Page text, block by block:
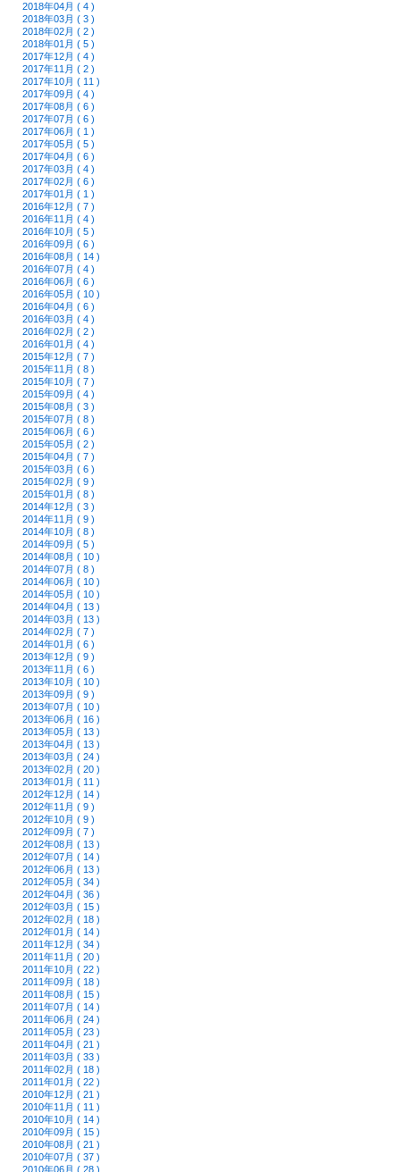
2018年04月 ( 4 )
2018年03月 ( 3 )
2018年02月 ( 2 )
2018年01月 ( 5 )
2017年12月 ( 4 )
2017年11月 ( 2 )
2017年10月 ( 11 )
2017年09月 ( 4 )
2017年08月 ( 6 )
2017年07月 ( 6 )
2017年06月 ( 1 )
2017年05月 ( 5 )
2017年04月 ( 6 )
2017年03月 ( 4 )
2017年02月 ( 6 )
2017年01月 ( 1 )
2016年12月 ( 7 )
2016年11月 ( 4 )
2016年10月 ( 5 )
2016年09月 ( 6 )
2016年08月 ( 14 )
2016年07月 ( 4 )
2016年06月 ( 6 )
2016年05月 ( 10 )
2016年04月 ( 6 )
2016年03月 ( 4 )
2016年02月 ( 2 )
2016年01月 ( 4 )
2015年12月 ( 7 )
2015年11月 ( 8 )
2015年10月 ( 7 )
2015年09月 ( 4 )
2015年08月 ( 3 )
2015年07月 ( 8 )
2015年06月 ( 6 )
2015年05月 ( 2 )
2015年04月 ( 7 )
2015年03月 ( 6 )
2015年02月 ( 9 )
2015年01月 ( 8 )
2014年12月 ( 3 )
2014年11月 ( 9 )
2014年10月 ( 8 )
2014年09月 ( 5 )
2014年08月 ( 10 )
2014年07月 ( 8 )
2014年06月 ( 10 )
2014年05月 ( 10 )
2014年04月 ( 13 )
2014年03月 ( 13 )
2014年02月 ( 7 )
2014年01月 ( 6 )
2013年12月 ( 9 )
2013年11月 ( 6 )
2013年10月 ( 10 )
2013年09月 ( 9 )
2013年07月 ( 10 )
2013年06月 ( 16 )
2013年05月 ( 13 )
2013年04月 ( 13 )
2013年03月 ( 24 )
2013年02月 ( 20 )
2013年01月 ( 11 )
2012年12月 ( 14 )
2012年11月 ( 9 )
2012年10月 ( 9 )
2012年09月 ( 7 )
2012年08月 ( 13 )
2012年07月 ( 14 )
2012年06月 ( 13 )
2012年05月 ( 34 )
2012年04月 ( 36 )
2012年03月 ( 15 )
2012年02月 ( 18 )
2012年01月 ( 14 )
2011年12月 ( 34 )
2011年11月 ( 20 )
2011年10月 ( 22 )
2011年09月 ( 18 )
2011年08月 ( 15 )
2011年07月 ( 14 )
2011年06月 ( 24 )
2011年05月 ( 23 )
2011年04月 ( 21 )
2011年03月 ( 33 )
2011年02月 ( 18 )
2011年01月 ( 22 )
2010年12月 ( 21 )
2010年11月 ( 11 )
2010年10月 ( 14 )
2010年09月 ( 15 )
2010年08月 ( 21 )
2010年07月 ( 37 )
2010年06月 ( 28 )